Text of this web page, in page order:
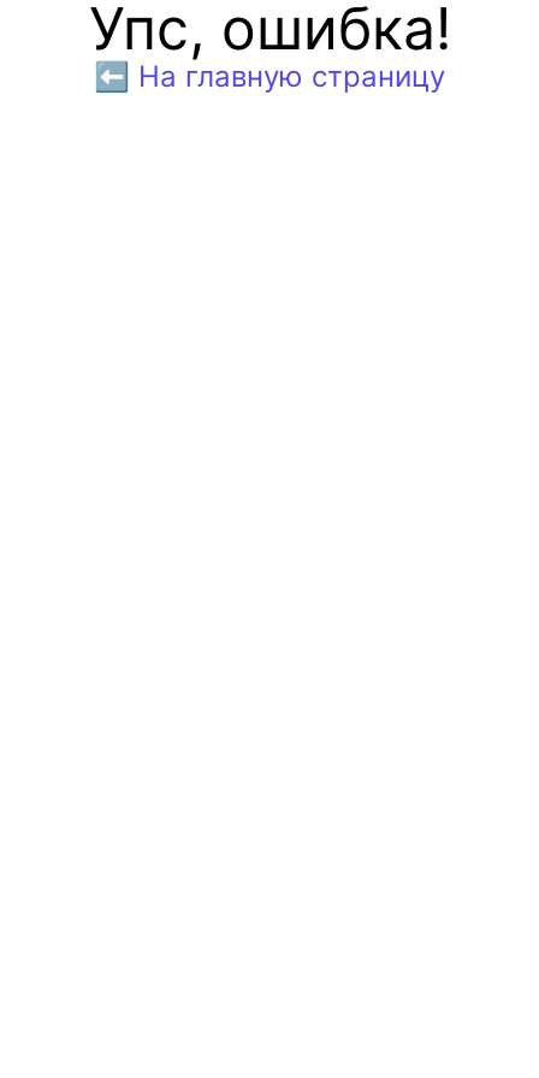
Упс, ошибка!
⬅️ На главную страницу